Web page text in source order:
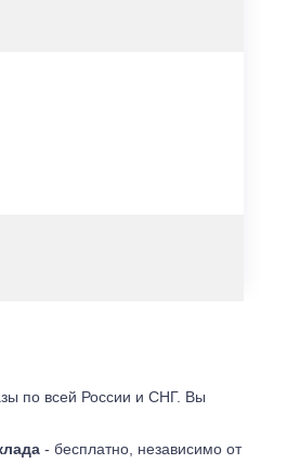
по всей России и СНГ. Вы
- бесплатно, независимо от